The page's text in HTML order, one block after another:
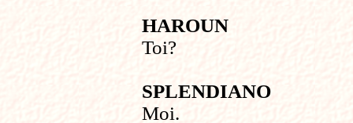
HAROUN
Toi?
SPLENDIANO
Moi.